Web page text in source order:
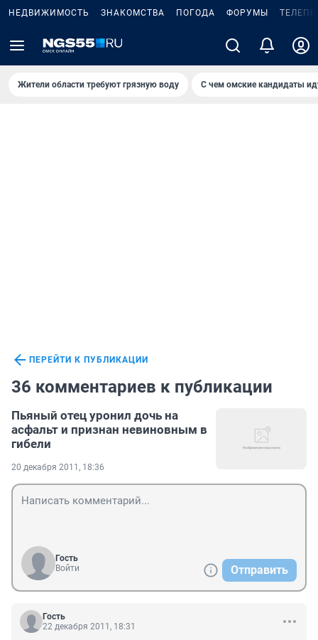
НЕДВИЖИМОСТЬ ЗНАКОМСТВА ПОГОДА ФОРУМЫ
Жители области требуют грязную воду С чем омские кандидаты
ПЕРЕЙТИ К ПУБЛИКАЦИИ
36 комментариев к публикации
Пьяный отец уронил дочь на
асфальт и признан невиновным в
гибели
20 декабря 2011, 18:36
Гость
Войти
Отправить
Гость
22 декабря 2011, 18:31